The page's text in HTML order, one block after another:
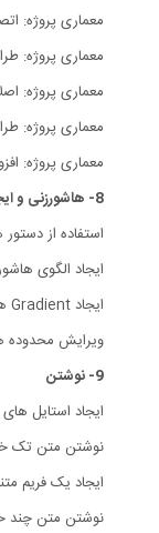
معماری پروژه:
معماری پروژه:
معماری پروژه:
معماری پروژه:
معماری پروژه:
8- هاشورزنی و ایجاد Gradient ها
استفاده از
ایجاد الگوی
ایجاد Gradient ها
ویرایش محدوده
9- نوشتن
ایجاد استایل
نوشتن متن تک
ایجاد یک فریم
نوشتن متن چند